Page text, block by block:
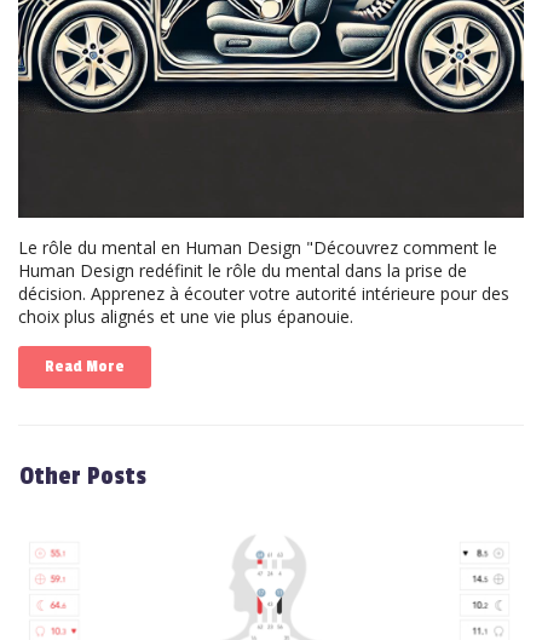
Le rôle du mental en Human Design "Découvrez comment le
Human Design redéfinit le rôle du mental dans la prise de
décision. Apprenez à écouter votre autorité intérieure pour des
choix plus alignés et une vie plus épanouie.
Read More
Other Posts